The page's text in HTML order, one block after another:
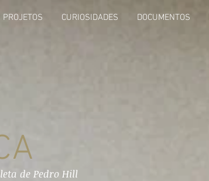
PROJETOS CURIOSIDADES DOCUMENTOS
de Pedro Hill